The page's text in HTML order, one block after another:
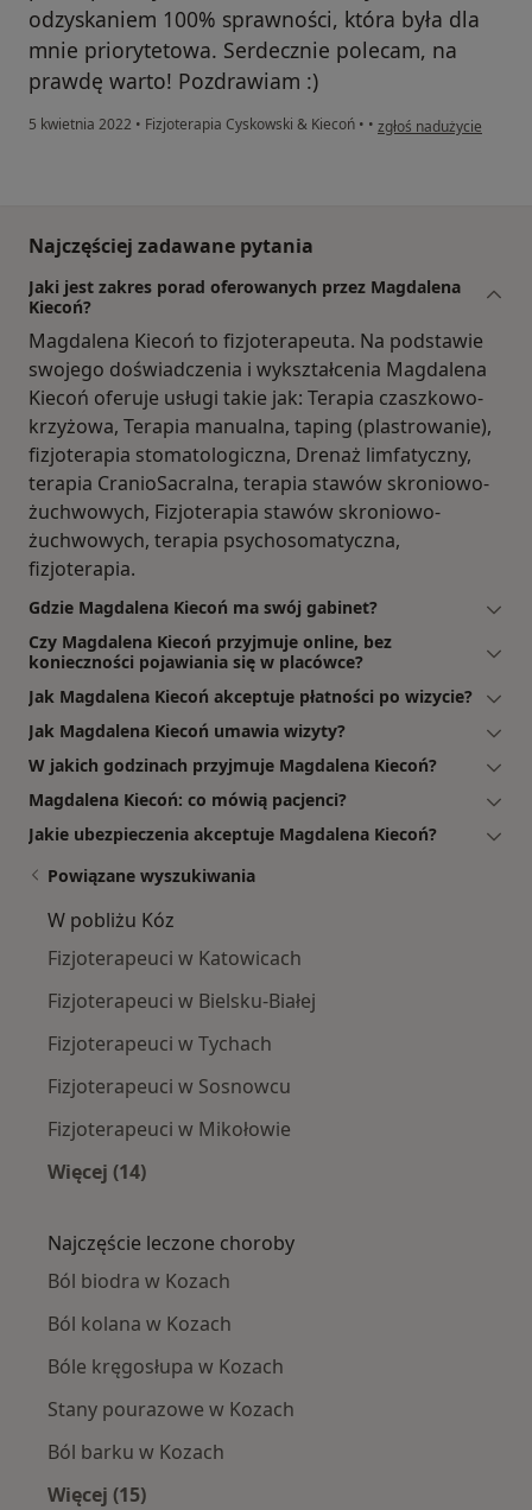
odzyskaniem 100% sprawności, która była dla
mnie priorytetowa. Serdecznie polecam, na
prawdę warto! Pozdrawiam :)
5 kwietnia 2022 • Fizjoterapia Cyskowski & Kiecoń • • w opinii użytkownika
zgłoś nadużycie
Najczęściej zadawane pytania
Jaki jest zakres porad oferowanych przez Magdalena
Kiecoń?
Magdalena Kiecoń to fizjoterapeuta. Na podstawie
swojego doświadczenia i wykształcenia Magdalena
Kiecoń oferuje usługi takie jak: Terapia czaszkowo-
krzyżowa, Terapia manualna, taping (plastrowanie),
fizjoterapia stomatologiczna, Drenaż limfatyczny,
terapia CranioSacralna, terapia stawów skroniowo-
żuchwowych, Fizjoterapia stawów skroniowo-
żuchwowych, terapia psychosomatyczna,
fizjoterapia.
Gdzie Magdalena Kiecoń ma swój gabinet?
Czy Magdalena Kiecoń przyjmuje online, bez
konieczności pojawiania się w placówce?
Jak Magdalena Kiecoń akceptuje płatności po wizycie?
Jak Magdalena Kiecoń umawia wizyty?
W jakich godzinach przyjmuje Magdalena Kiecoń?
Magdalena Kiecoń: co mówią pacjenci?
Jakie ubezpieczenia akceptuje Magdalena Kiecoń?
Powiązane wyszukiwania
W pobliżu Kóz
Fizjoterapeuci w Katowicach
Fizjoterapeuci w Bielsku-Białej
Fizjoterapeuci w Tychach
Fizjoterapeuci w Sosnowcu
Fizjoterapeuci w Mikołowie
Więcej (14)
Najczęście leczone choroby
Ból biodra w Kozach
Ból kolana w Kozach
Bóle kręgosłupa w Kozach
Stany pourazowe w Kozach
Ból barku w Kozach
Więcej (15)